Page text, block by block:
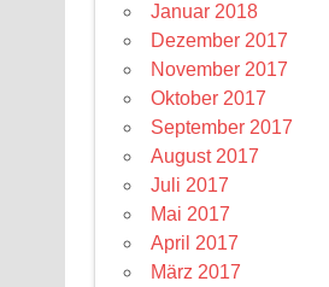
Januar 2018
Dezember 2017
November 2017
Oktober 2017
September 2017
August 2017
Juli 2017
Mai 2017
April 2017
März 2017